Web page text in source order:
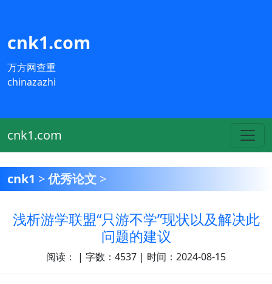
cnk1.com
万方网查重
chinazazhi
cnk1.com
cnk1 >优秀论文 >
浅析游学联盟“只游不学”现状以及解决此
问题的建议
阅读： | 字数：4537 | 时间：2024-08-15